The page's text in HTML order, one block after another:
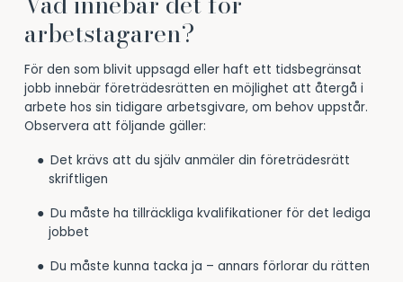
arbetstagaren?
För den som blivit uppsagd eller haft ett tidsbegränsat
jobb innebär företrädesrätten en möjlighet att återgå i
arbete hos sin tidigare arbetsgivare, om behov uppstår.
Observera att följande gäller:
Det krävs att du själv anmäler din företrädesrätt
skriftligen
Du måste ha tillräckliga kvalifikationer för det lediga
jobbet
Du måste kunna tacka ja – annars förlorar du rätten